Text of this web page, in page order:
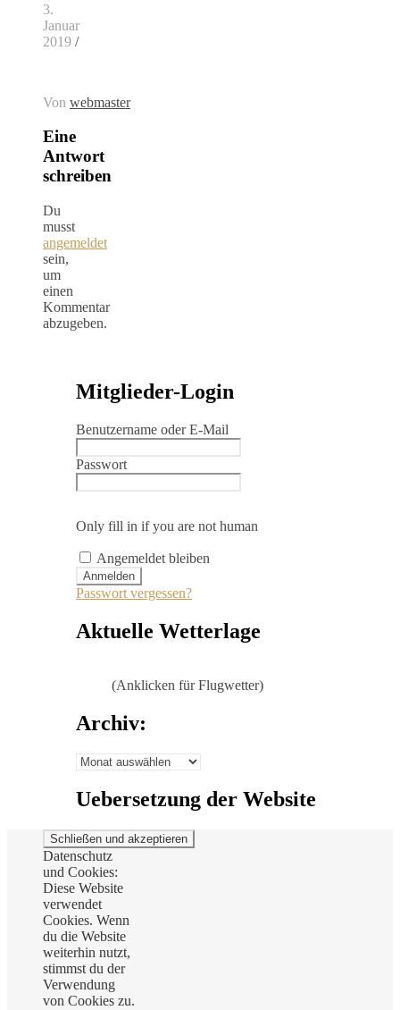
3.
Januar
2019 /
Von webmaster
Eine
Antwort
schreiben
Du
musst
angemeldet
sein,
um
einen
Kommentar
abzugeben.
Mitglieder-Login
Benutzername oder E-Mail
Passwort
Only fill in if you are not human
Angemeldet bleiben
Passwort vergessen?
Aktuelle Wetterlage
(Anklicken für Flugwetter)
Archiv:
Archiv:
Uebersetzung der Website
Datenschutz
und Cookies:
Diese Website
verwendet
Cookies. Wenn
du die Website
weiterhin nutzt,
stimmst du der
Verwendung
von Cookies zu.